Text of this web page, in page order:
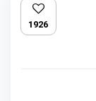
1926